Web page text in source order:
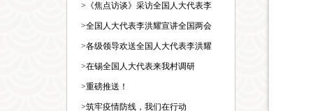
> 《焦点访谈》采访全国人大代表李
>全国人大代表李洪耀宣讲全国两会
>各级领导欢送全国人大代表李洪耀
>在锡全国人大代表来我村调研
>重磅推送！
>筑牢疫情防线，我们在行动